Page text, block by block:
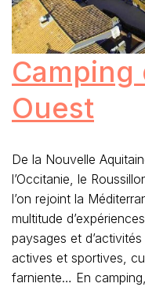
Camping
Ouest
De la Nouvelle
l’Occitanie, le
l’on rejoint la
multitude
paysages et
actives et sportives,
farniente… En